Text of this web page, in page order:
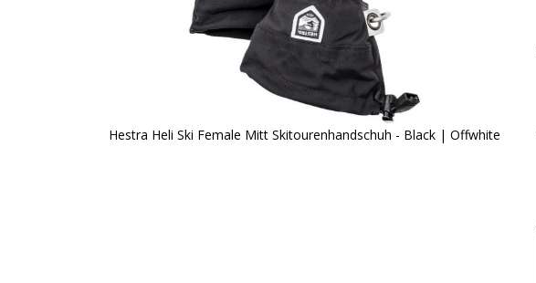
Hestra Heli Ski Female Mitt Skitourenhandschuh - Black | Offwhite